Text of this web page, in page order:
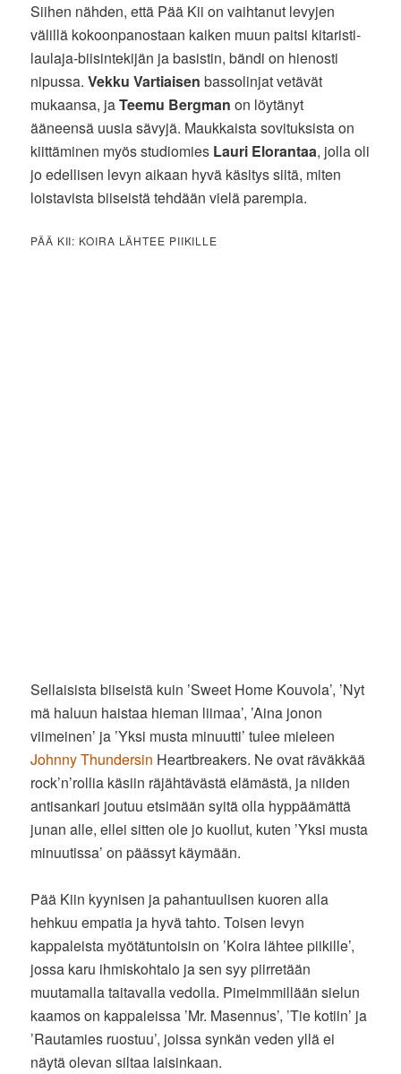
Siihen nähden, että Pää Kii on vaihtanut levyjen
välillä kokoonpanostaan kaiken muun paitsi kitaristi-
laulaja-biisintekijän ja basistin, bändi on hienosti
nipussa.Vekku Vartiaisen bassolinjat vetävät
mukaansa, jaTeemu Bergman on löytänyt
ääneensä uusia sävyjä. Maukkaista sovituksista on
kiittäminen myös studiomies Lauri Elorantaa, jolla oli
jo edellisen levyn aikaan hyvä käsitys siitä, miten
loistavista biiseistä tehdään vielä parempia.
PÄÄ KII: KOIRA LÄHTEE PIIKILLE
Sellaisista biiseistä kuin ’Sweet Home Kouvola’, ’Nyt
mä haluun haistaa hieman liimaa’, ’Aina jonon
viimeinen’ ja ’Yksi musta minuutti’ tulee mieleen
Johnny Thundersin Heartbreakers. Ne ovat räväkkää
rock’n’rollia käsiin räjähtävästä elämästä, ja niiden
antisankari joutuu etsimään syitä olla hyppäämättä
junan alle, ellei sitten ole jo kuollut, kuten ’Yksi musta
minuutissa’ on päässyt käymään.
Pää Kiin kyynisen ja pahantuulisen kuoren alla
hehkuu empatia ja hyvä tahto. Toisen levyn
kappaleista myötätuntoisin on ’Koira lähtee piikille’,
jossa karu ihmiskohtalo ja sen syy piirretään
muutamalla taitavalla vedolla. Pimeimmillään sielun
kaamos on kappaleissa ’Mr. Masennus’, ’Tie kotiin’ ja
’Rautamies ruostuu’, joissa synkän veden yllä ei
näytä olevan siltaa laisinkaan.